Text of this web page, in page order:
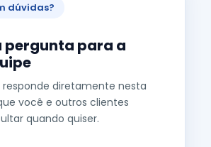
dúvidas?
pergunta para a
responde diretamente nesta
você e outros clientes
quando quiser.